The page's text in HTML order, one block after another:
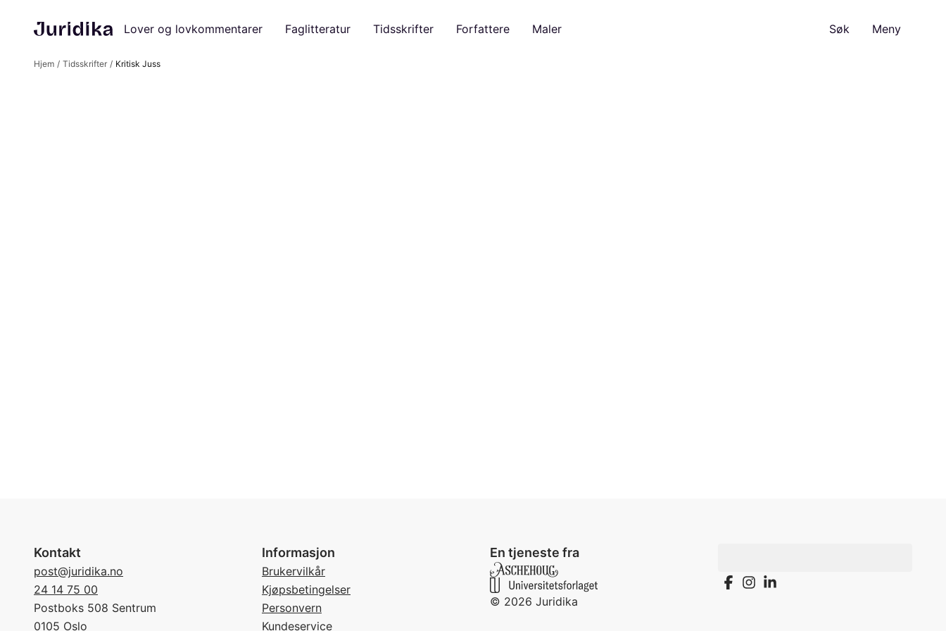
Lover og lovkommentarer Faglitteratur Tidsskrifter Forfattere Maler Søk Meny
Hjem Tidsskrifter Kritisk Juss
Kontakt
post@juridika.no
24 14 75 00
Postboks 508 Sentrum
0105 Oslo
Informasjon
Brukervilkår
Kjøpsbetingelser
Personvern
Kundeservice
En tjeneste fra
© 2026 Juridika